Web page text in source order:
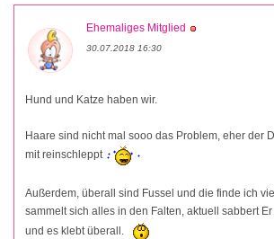
Ehemaliges Mitglied
30.07.2018 16:30
Hund und Katze haben wir.
Haare sind nicht mal sooo das Problem, eher der
mit reinschleppt
Außerdem, überall sind Fussel und die finde ich
sammelt sich alles in den Falten, aktuell sabbert
und es klebt überall.